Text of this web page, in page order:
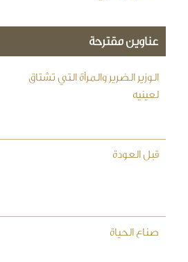
عناوين مقترحة
الوزير الضرير والمرأة التي تشتاق
لعينيه
قبل العودة
صناع الحياة